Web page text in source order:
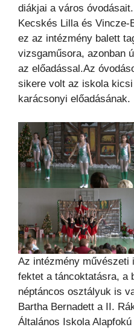
diákjai a város
Kecskés Lilla és
ez az intézmény balett
vizsgaműsora, azonban
az előadással.Az
sikere volt az iskola
karácsonyi előadásának.
Az intézmény művészeti
fektet a táncoktatásra, a
néptáncos osztályuk is
Bartha Bernadett a II.
Általános Iskola